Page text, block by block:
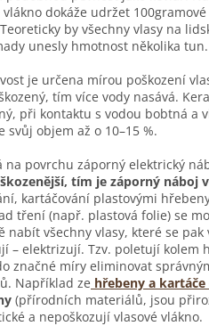
vlákno dokáže udržet 100gramové
by všechny vlasy na
unesly hmotnost několika tun.
je určena mírou poškození
tím více vody nasává.
při kontaktu s vodou bobtná a
svůj objem až o 10–15 %.
na povrchu záporný elektrický
tím je záporný náboj
kartáčování plastovými
tření (např. plastová folie) se
nabít všechny vlasy, které se pak
– elektrizují. Tzv. poletují kolem
značné míry eliminovat
Například ze hřebeny a kartáče
(přírodních materiálů, jsou
a nepoškozují vlasové vlákno.